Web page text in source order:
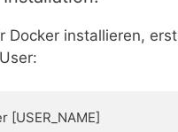
Docker installieren,
[USER_NAME]